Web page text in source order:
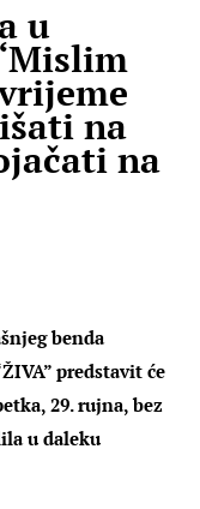
u
na
na
benda
predstavit će
29. rujna, bez
u daleku